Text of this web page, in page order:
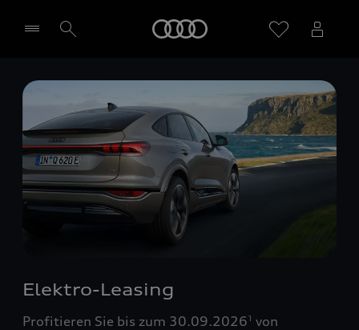
Händler wählen
Elektro-Leasing
Profitieren Sie bis zum 30.09.20261 von